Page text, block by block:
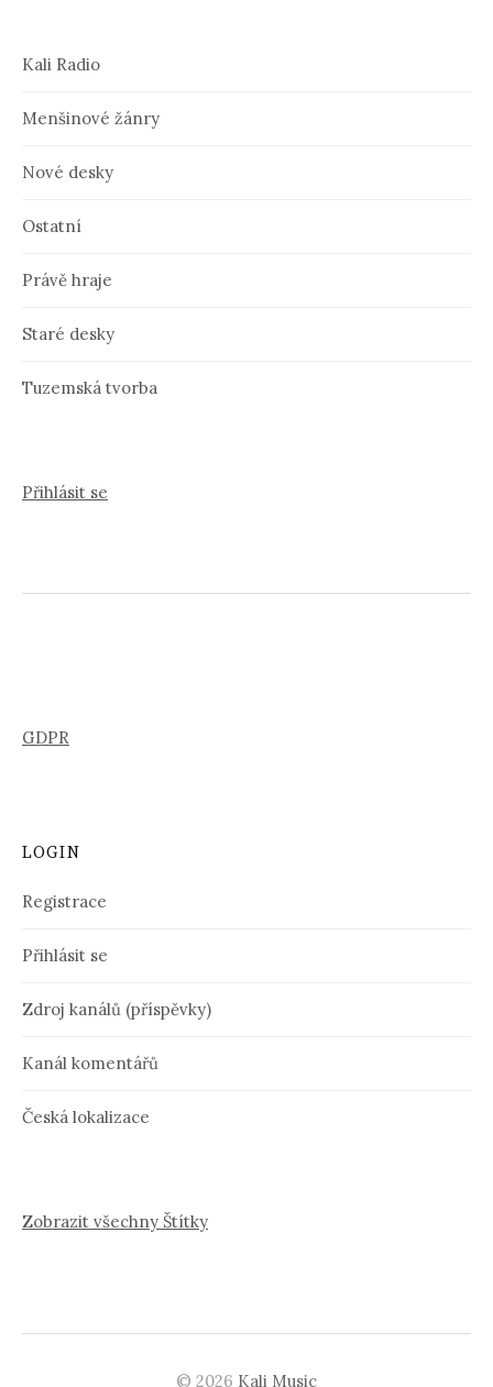
Kali Radio
Menšinové žánry
Nové desky
Ostatní
Právě hraje
Staré desky
Tuzemská tvorba
Přihlásit se
GDPR
LOGIN
Registrace
Přihlásit se
Zdroj kanálů (příspěvky)
Kanál komentářů
Česká lokalizace
Zobrazit všechny Štítky
© 2026 Kali Music